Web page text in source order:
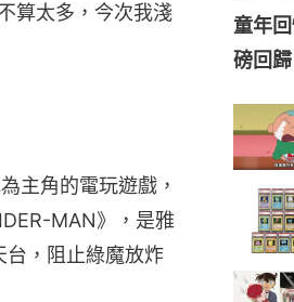
算太多，今次我淺
主角的電玩遊戲，
MAN》，是雅
，阻止綠魔放炸
童年
磅回